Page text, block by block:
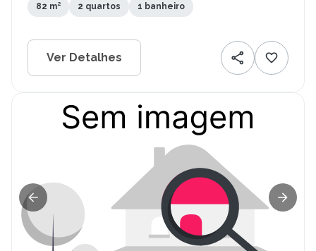
82 m² 2 quartos 1 banheiro
Ver Detalhes